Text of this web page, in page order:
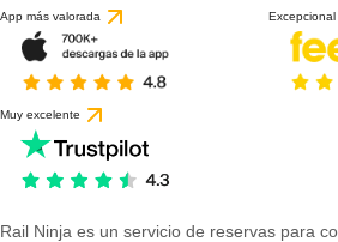
App más valorada Excepcional
Muy excelente
Rail Ninja es un servicio de reservas para